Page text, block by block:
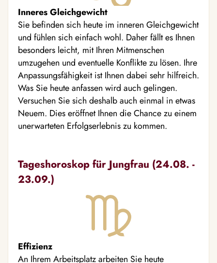
Inneres Gleichgewicht
Sie befinden sich heute im inneren Gleichgewicht
und fühlen sich einfach wohl. Daher fällt es Ihnen
besonders leicht, mit Ihren Mitmenschen
umzugehen und eventuelle Konflikte zu lösen. Ihre
Anpassungsfähigkeit ist Ihnen dabei sehr hilfreich.
Was Sie heute anfassen wird auch gelingen.
Versuchen Sie sich deshalb auch einmal in etwas
Neuem. Dies eröffnet Ihnen die Chance zu einem
unerwarteten Erfolgserlebnis zu kommen.
Tageshoroskop für Jungfrau (24.08. -
23.09.)
Effizienz
An Ihrem Arbeitsplatz arbeiten Sie heute